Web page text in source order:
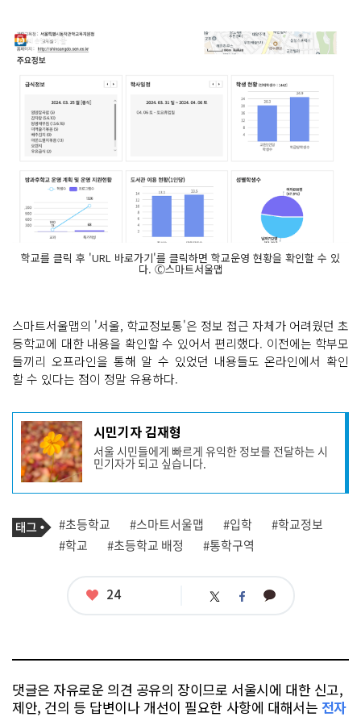
학교를 클릭 후 'URL 바로가기'를 클릭하면 학교운영 현황을 확인할 수 있
다. Ⓒ스마트서울맵
스마트서울맵의 '서울, 학교정보통'은 정보 접근 자체가 어려웠던 초
등학교에 대한 내용을 확인할 수 있어서 편리했다. 이전에는 학부모
들끼리 오프라인을 통해 알 수 있었던 내용들도 온라인에서 확인
할 수 있다는 점이 정말 유용하다.
기
사
작
성
자
프
필
시민기자 김재형
서울 시민들에게 빠르게 유익한 정보를 전달하는 시
민기자가 되고 싶습니다.
사
관
련
태
그
#초등학교 #스마트서울맵 #입학
#학교정보
#학교
#초등학교 배정 #통학구역
좋
24 트 페 카
댓글은 자유로운 의견 공유의 장이므로 서울시에 대한 신고,
제안, 건의 등 답변이나 개선이 필요한 사항에 대해서는 전자